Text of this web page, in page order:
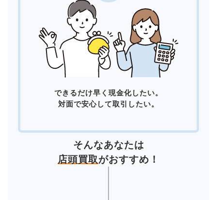
できるだけ早く現金化したい。
対面で安心して取引したい。
そんなあなたは
店頭買取がおすすめ！